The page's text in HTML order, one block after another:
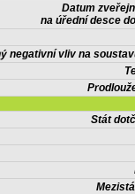
Datum
na úřední desce
negativní vliv na
Stát